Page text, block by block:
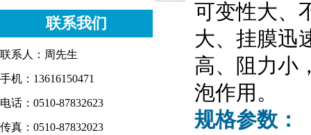
联系我们
联系人：周先生
手机：13616150471
电话：0510-87832623
传真：0510-87832023
可变性大、
大、挂膜迅
高、阻力小
泡作用。
规格参数：